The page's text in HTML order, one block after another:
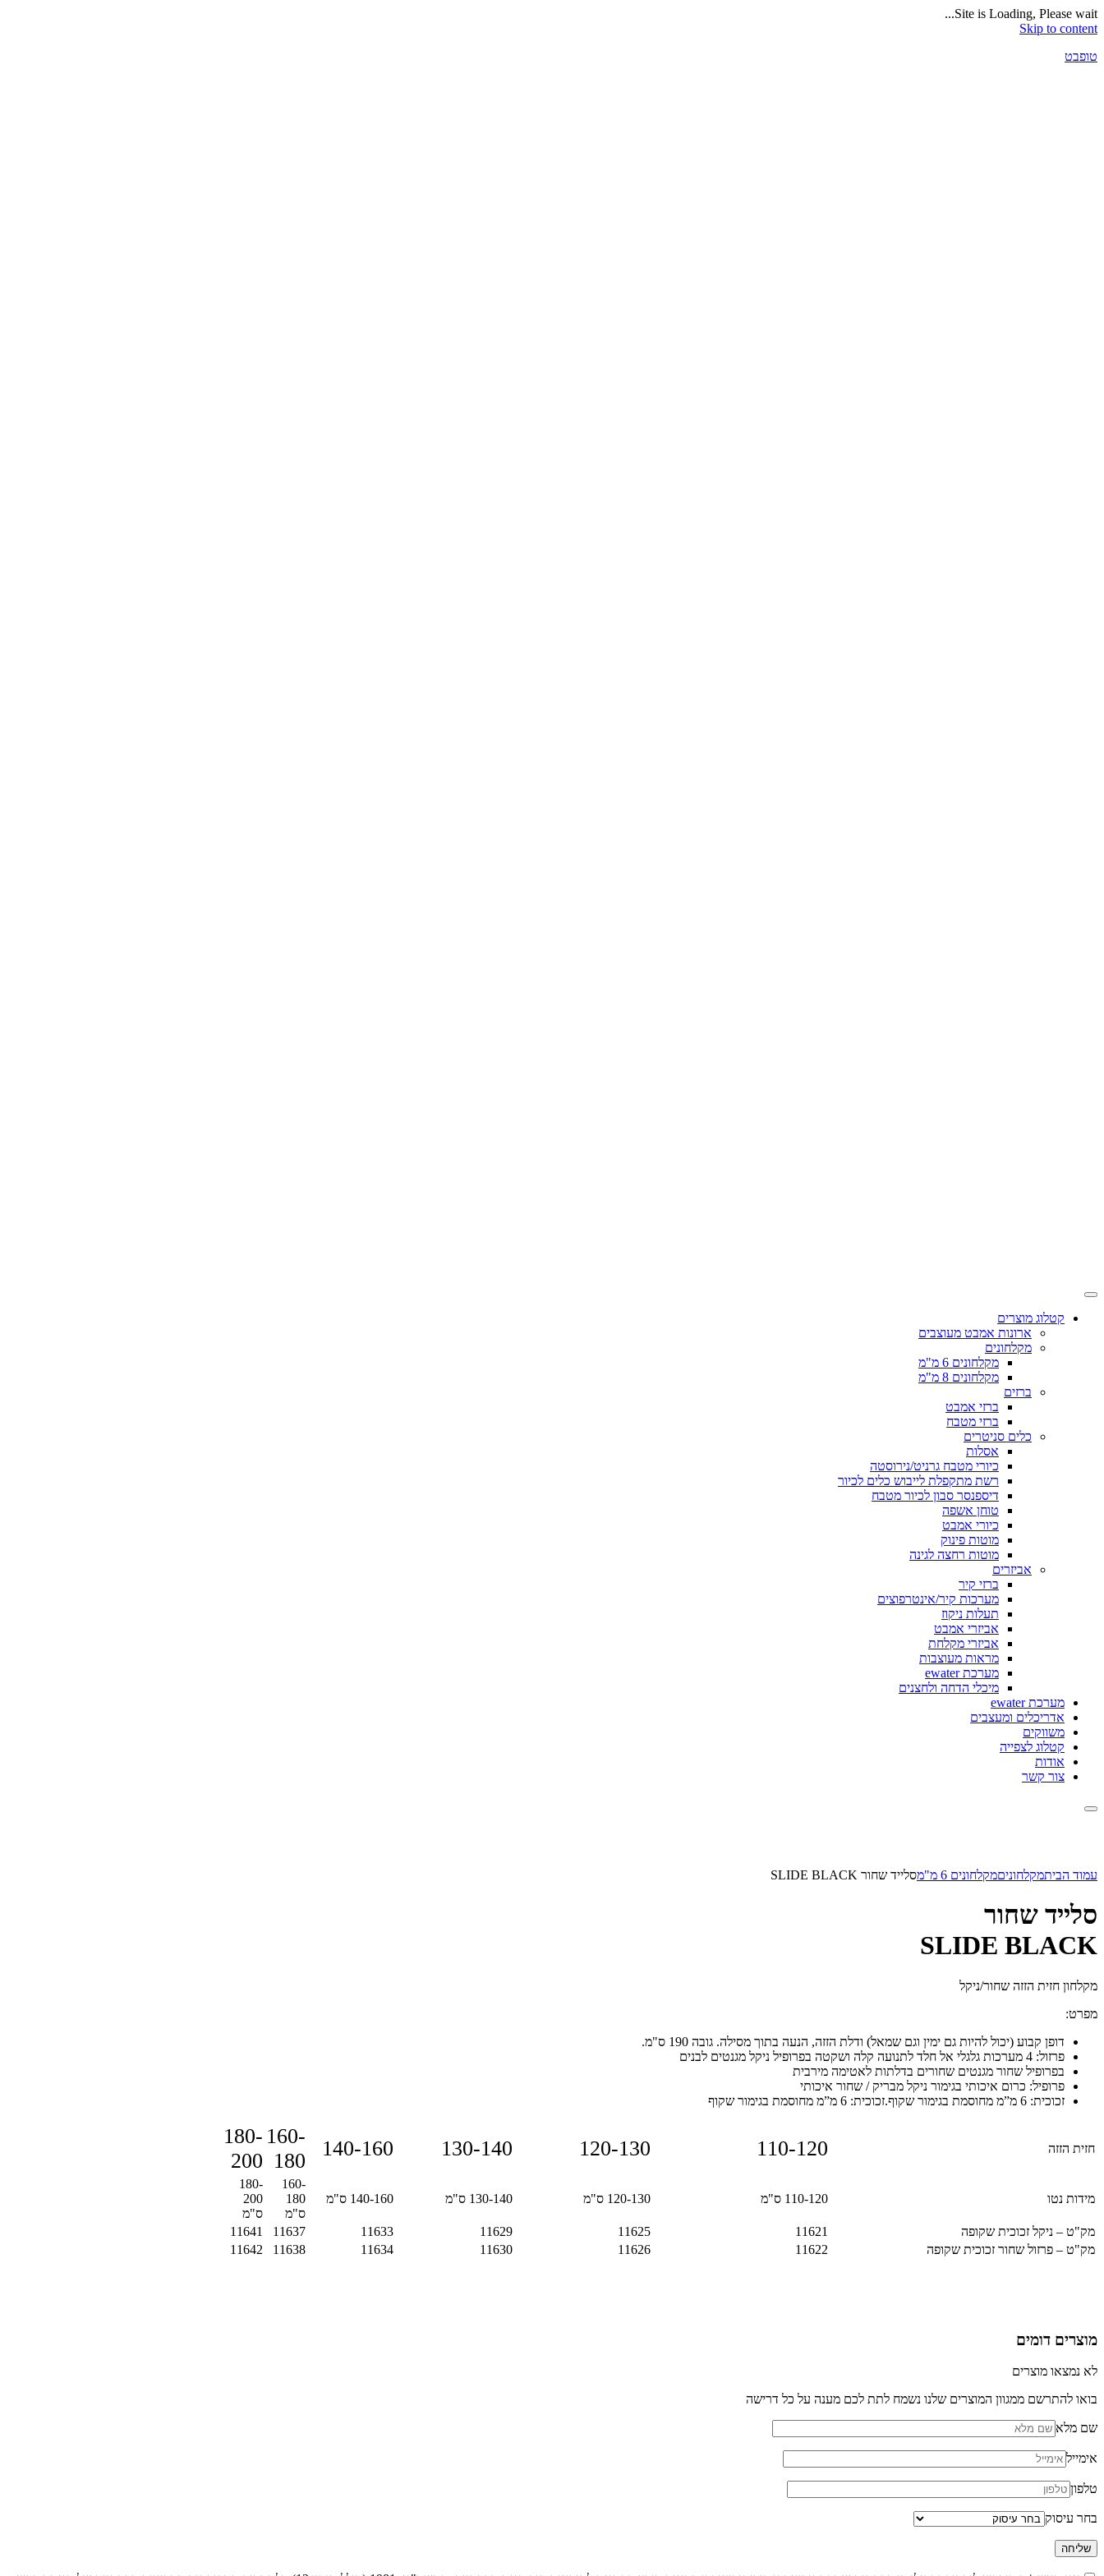
Site is Loading, Please wait...
Skip to content
טופבט
קטלוג מוצרים
ארונות אמבט מעוצבים
מקלחונים
מקלחונים 6 מ"מ
מקלחונים 8 מ"מ
ברזים
ברזי אמבט
ברזי מטבח
כלים סניטרים
אסלות
כיורי מטבח גרניט/נירוסטה
רשת מתקפלת לייבוש כלים לכיור
דיספנסר סבון לכיור מטבח
טוחן אשפה
כיורי אמבט
מוטות פינוק
מוטות רחצה לגינה
אביזרים
ברזי קיר
מערכות קיר/אינטרפוצים
תעלות ניקוז
אביזרי אמבט
אביזרי מקלחת
מראות מעוצבות
מערכת ewater
מיכלי הדחה ולחצנים
מערכת ewater
אדריכלים ומעצבים
משווקים
קטלוג לצפייה
אודות
צור קשר
עמוד הביתמקלחוניםמקלחונים 6 מ"מ סלייד שחור SLIDE BLACK
סלייד שחור
SLIDE BLACK
מקלחון חזית הזזה שחור/ניקל
מפרט:
דופן קבוע (יכול להיות גם ימין וגם שמאל) ודלת הזזה, הנעה בתוך מסילה. גובה 190 ס"מ.
פרזול: 4 מערכות גלגלי אל חלד לתנועה קלה ושקטה בפרופיל ניקל מגנטים לבנים
בפרופיל שחור מגנטים שחורים בדלתות לאטימה מירבית
פרופיל: כרום איכותי בגימור ניקל מבריק / שחור איכותי
זכוכית: 6 מ”מ מחוסמת בגימור שקוף.זכוכית: 6 מ”מ מחוסמת בגימור שקוף
חזית הזזה 110-120
120-130
130-140
140-160
160-
180
180-
200
מידות נטו 110-120 ס"מ 120-130 ס"מ 130-140 ס"מ 140-160 ס"מ
160-
180
ס"מ
180-
200
ס"מ
מק"ט – ניקל זכוכית שקופה
11621
11625
11629
11633
11637
11641
מק"ט – פרזול שחור זכוכית שקופה
11622
11626
11630
11634
11638
11642
מוצרים דומים
לא נמצאו מוצרים
בואו להתרשם ממגוון המוצרים שלנו נשמח לתת לכם מענה על כל דרישה
שם מלא
אימייל
טלפון
בחר עיסוק